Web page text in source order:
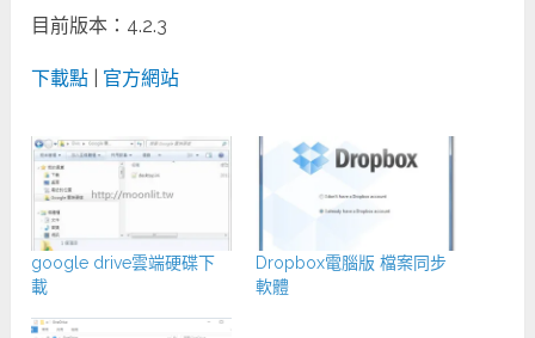
目前版本：4.2.3
下載點 官方網站
google drive雲端硬碟下
載
Dropbox電腦版 檔案同步
軟體